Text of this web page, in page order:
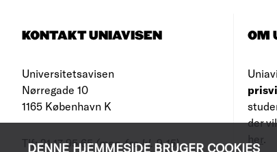
DENNE HJEMMESIDE BRUGER COOKIES
KONTAKT UNIAVISEN
Universitetsavisen
Nørregade 10
1165 København K
Tlf: 21 17 95 65(man-fre kl. 9-15)
OM
der
her